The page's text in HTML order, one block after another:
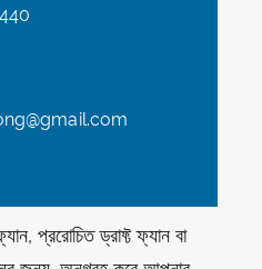
প্ররোচিত ড্রাফ্ট ফ্যান বা